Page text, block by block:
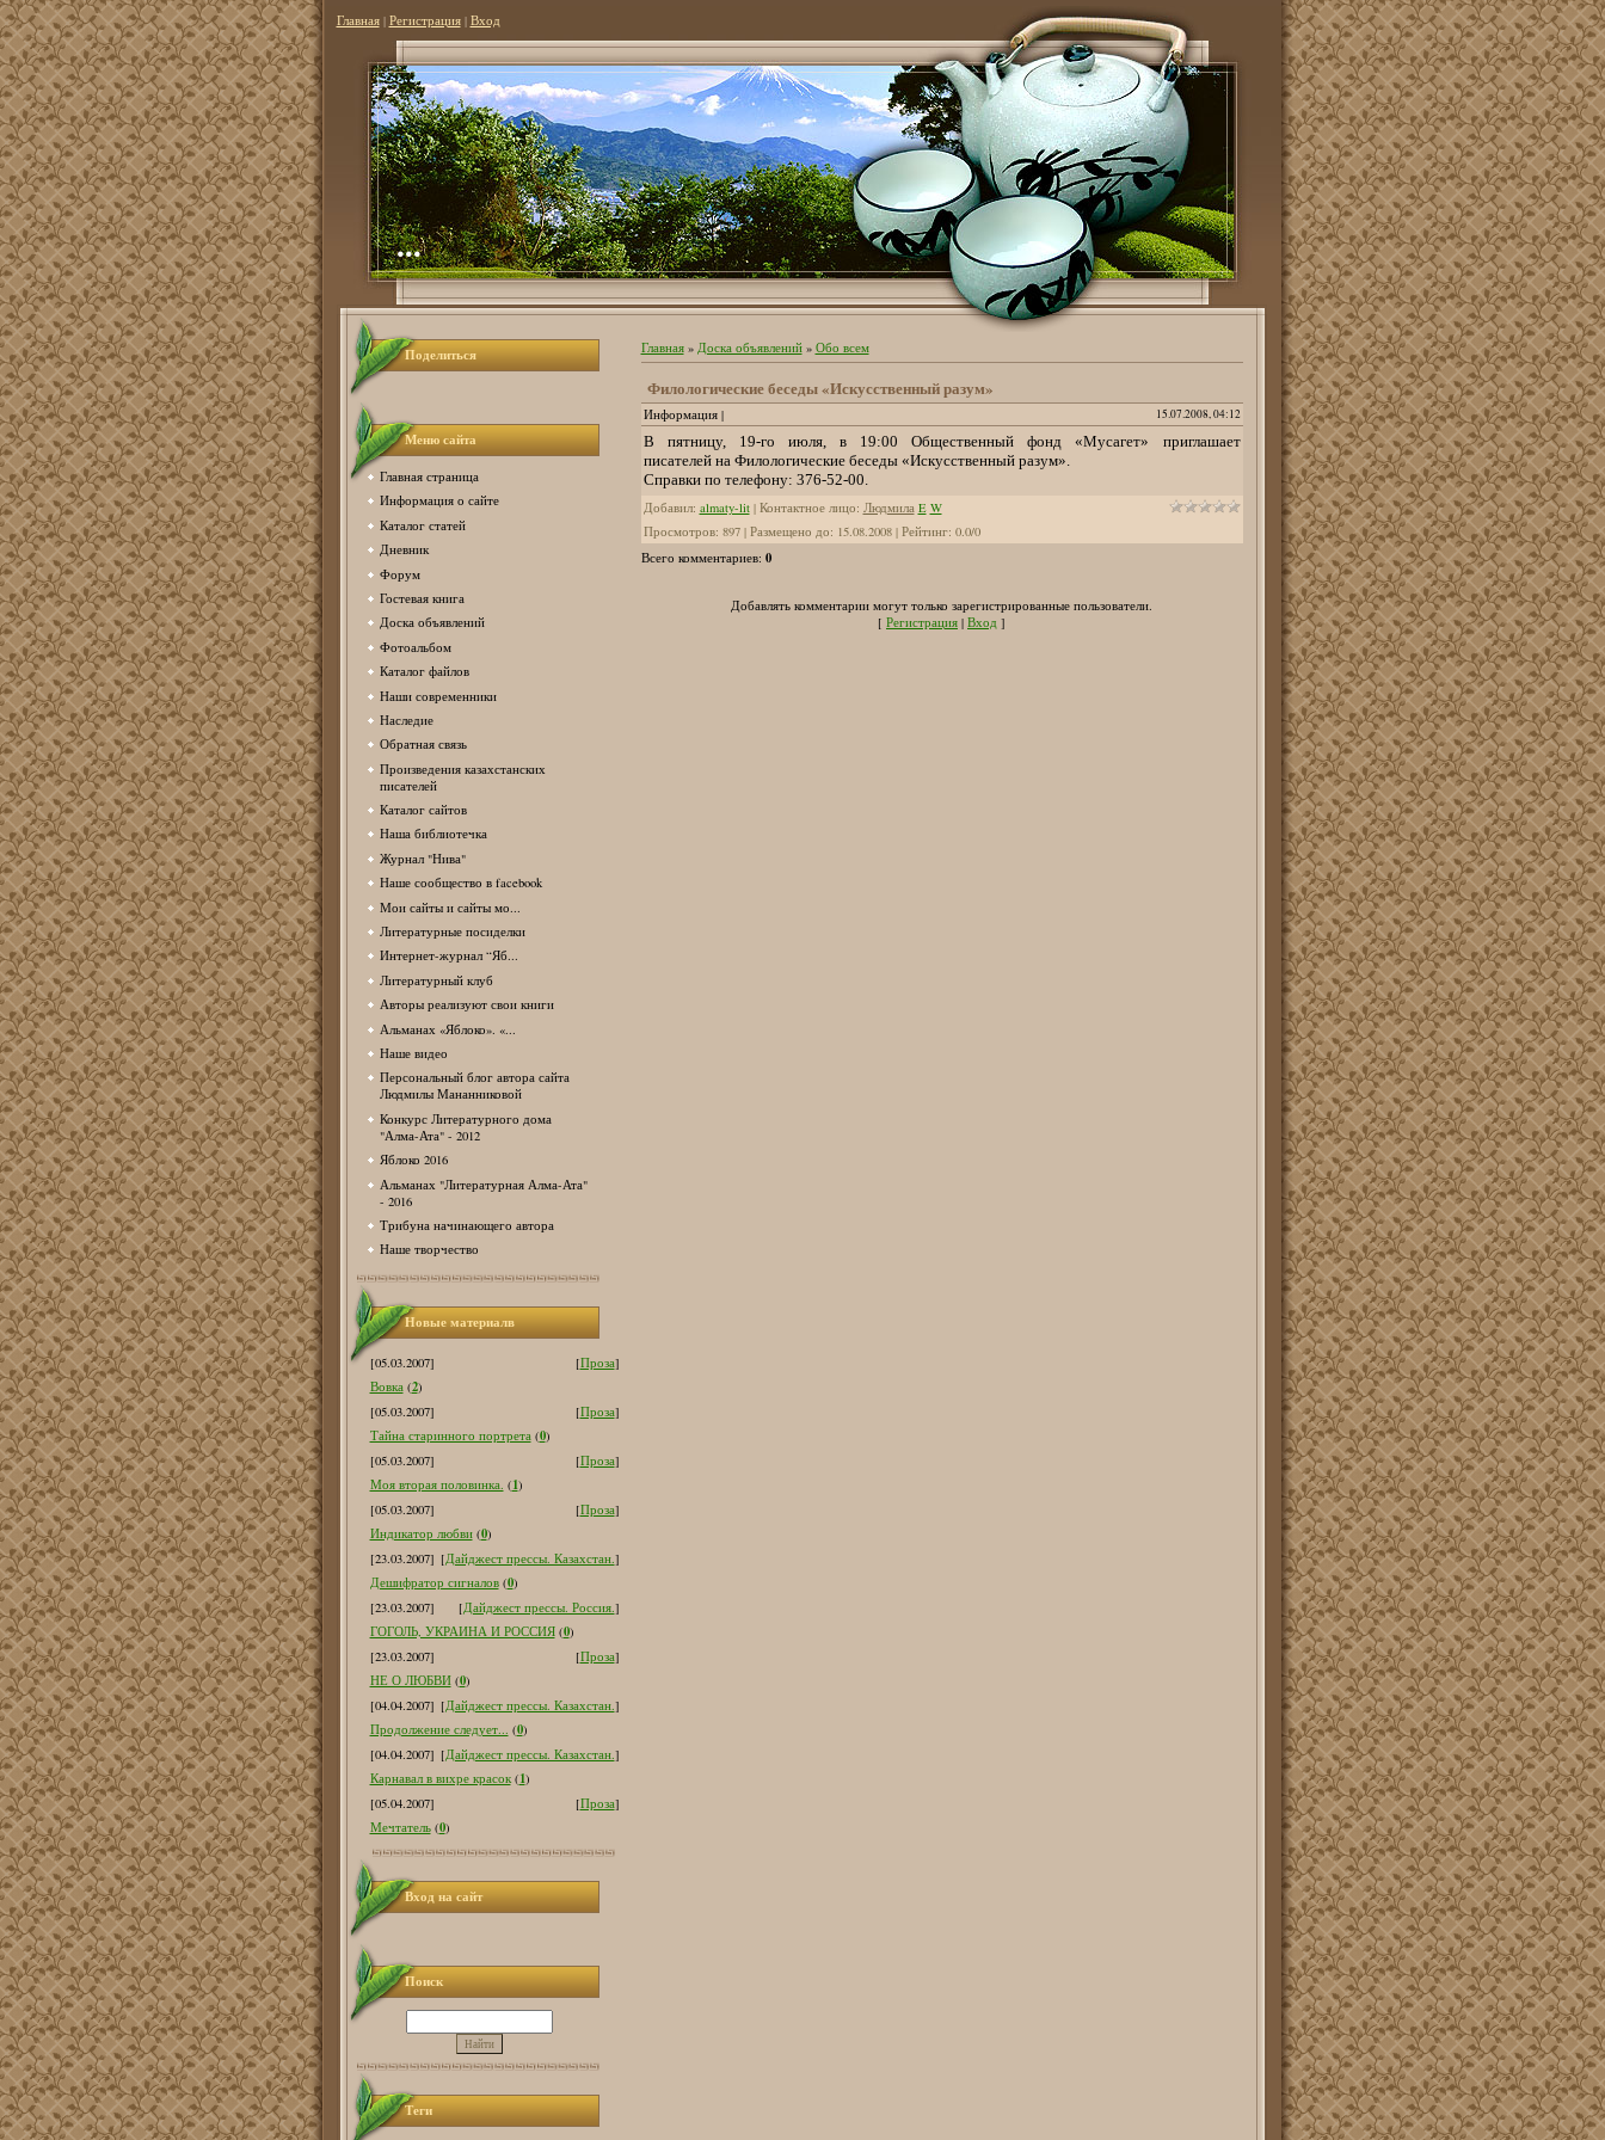
Главная| Регистрация| Вход
...
Поделиться
Меню сайта
Главная страница
Информация о сайте
Каталог статей
Дневник
Форум
Гостевая книга
Доска объявлений
Фотоальбом
Каталог файлов
Наши современники
Наследие
Обратная связь
Произведения казахстанских
писателей
Каталог сайтов
Наша библиотечка
Журнал "Нива"
Наше сообщество в facebook
Мои сайты и сайты мо...
Литературные посиделки
Интернет-журнал “Яб...
Литературный клуб
Авторы реализуют свои книги
Альманах «Яблоко». «...
Наше видео
Персональный блог автора сайта
Людмилы Мананниковой
Конкурс Литературного дома
"Алма-Ата" - 2012
Яблоко 2016
Альманах "Литературная Алма-Ата"
- 2016
Трибуна начинающего автора
Наше творчество
Новые материалв
[05.03.2007] [Проза]
Вовка (2)
[05.03.2007]
[Проза]
Тайна старинного портрета (0)
[05.03.2007]
[Проза]
Моя вторая половинка. (1)
[05.03.2007]
[Проза]
Индикатор любви (0)
[23.03.2007] [Дайджест прессы. Казахстан.]
Дешифратор сигналов (0)
[23.03.2007]
[Дайджест прессы. Россия.]
ГОГОЛЬ, УКРАИНА И РОССИЯ (0)
[23.03.2007]
[Проза]
НЕ О ЛЮБВИ (0)
[04.04.2007] [Дайджест прессы. Казахстан.]
Продолжение следует... (0)
[04.04.2007] [Дайджест прессы. Казахстан.]
Карнавал в вихре красок (1)
[05.04.2007]
[Проза]
Мечтатель (0)
Вход на сайт
Поиск
Теги
Главная» Доска объявлений» Обо всем
Филологические беседы «Искусственный разум»
Информация | 15.07.2008, 04:12
В пятницу, 19-го июля, в 19:00 Общественный фонд «Мусагет» приглашает
писателей на Филологические беседы «Искусственный разум».
Справки по телефону: 376-52-00.
Добавил: almaty-lit| Контактное лицо: Людмила E W
Просмотров: 897 | Размещено до: 15.08.2008 | Рейтинг: 0.0/0
Всего комментариев: 0
Добавлять комментарии могут только зарегистрированные пользователи.
[ Регистрация | Вход ]